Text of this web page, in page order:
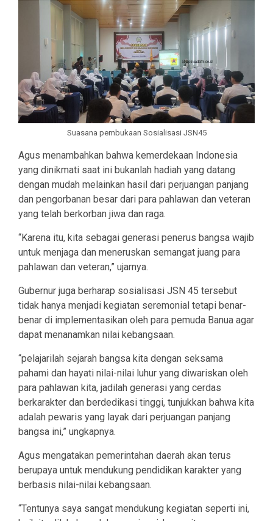
Suasana pembukaan Sosialisasi JSN45
Agus menambahkan bahwa kemerdekaan Indonesia
yang dinikmati saat ini bukanlah hadiah yang datang
dengan mudah melainkan hasil dari perjuangan panjang
dan pengorbanan besar dari para pahlawan dan veteran
yang telah berkorban jiwa dan raga.
“Karena itu, kita sebagai generasi penerus bangsa wajib
untuk menjaga dan meneruskan semangat juang para
pahlawan dan veteran,” ujarnya.
Gubernur juga berharap sosialisasi JSN 45 tersebut
tidak hanya menjadi kegiatan seremonial tetapi benar-
benar di implementasikan oleh para pemuda Banua agar
dapat menanamkan nilai kebangsaan.
“pelajarilah sejarah bangsa kita dengan seksama
pahami dan hayati nilai-nilai luhur yang diwariskan oleh
para pahlawan kita, jadilah generasi yang cerdas
berkarakter dan berdedikasi tinggi, tunjukkan bahwa kita
adalah pewaris yang layak dari perjuangan panjang
bangsa ini,” ungkapnya.
Agus mengatakan pemerintahan daerah akan terus
berupaya untuk mendukung pendidikan karakter yang
berbasis nilai-nilai kebangsaan.
“Tentunya saya sangat mendukung kegiatan seperti ini,